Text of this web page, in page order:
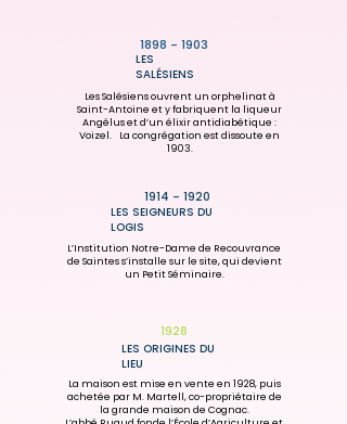
1898 - 1903
LES
SALÉSIENS
Les Salésiens ouvrent un orphelinat à
Saint-Antoine et y fabriquent la liqueur
Angélus et d’un élixir antidiabétique :
Voizel. La congrégation est dissoute en
1903.
1914 - 1920
LES SEIGNEURS DU
LOGIS
L’Institution Notre-Dame de Recouvrance
de Saintes s’installe sur le site, qui devient
un Petit Séminaire.
1928
LES ORIGINES DU
LIEU
La maison est mise en vente en 1928, puis
achetée par M. Martell, co-propriétaire de
la grande maison de Cognac.